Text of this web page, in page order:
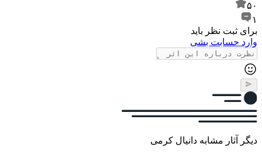
۵۰
۱
برای ثبت نظر باید
وارد حسابت بشی
دیگر آثار مشابه دانیال کرمی